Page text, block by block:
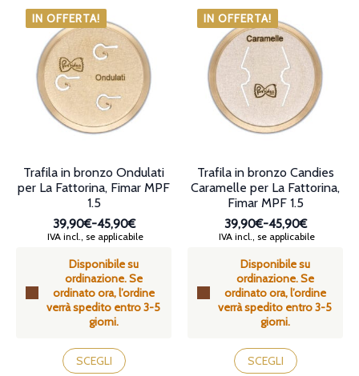
45,90€
varianti.
Le
opzioni
possono
essere
scelte
pagina
del
45,90€
varianti.
Le
opzioni
possono
essere
scelte
nella
pagina
del
IN OFFERTA!
Disponibile su
ordinazione. Se
ordinato ora, l’ordine
verrà spedito entro 3-5
giorni.
Trafila in bronzo Ondulati
per La Fattorina, Fimar MPF
1.5
39,90€-45,90€
Fascia
prezzo:
da
39,90€
a
45,90€
IVA incl., se applicabile
SCEGLI
prodotto
IN OFFERTA!
Disponibile su
ordinazione. Se
ordinato ora, l’ordine
verrà spedito entro 3-5
giorni.
Trafila in bronzo Candies
Caramelle per La Fattorina,
Fimar MPF 1.5
39,90€-45,90€
Fascia
prezzo:
da
39,90€
a
45,90€
IVA incl., se applicabile
SCEGLI
prodotto